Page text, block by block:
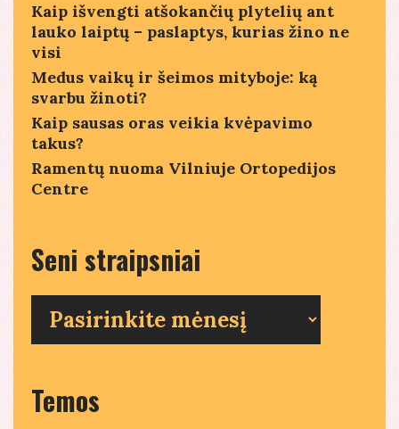
Kaip išvengti atšokančių plytelių ant
lauko laiptų – paslaptys, kurias žino ne
visi
Medus vaikų ir šeimos mityboje: ką
svarbu žinoti?
Kaip sausas oras veikia kvėpavimo
takus?
Ramentų nuoma Vilniuje Ortopedijos
Centre
Seni straipsniai
straipsniai
Temos